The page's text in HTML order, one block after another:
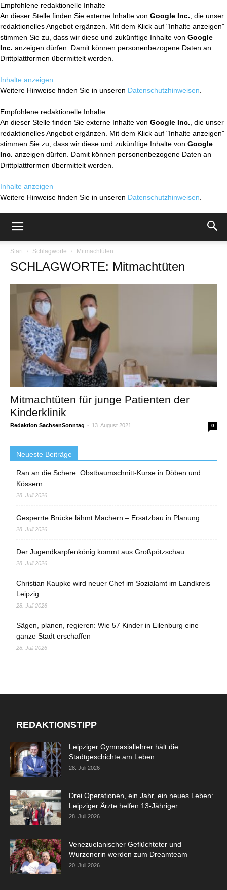
Empfohlene redaktionelle Inhalte
An dieser Stelle finden Sie externe Inhalte von Google Inc. , die unser
redaktionelles Angebot ergänzen. Mit dem Klick auf "Inhalte anzeigen"
stimmen Sie zu, dass wir diese und zukünftige Inhalte von Google
Inc. anzeigen dürfen. Damit können personenbezogene Daten an
Drittplattformen übermittelt werden.
Inhalte anzeigen
Weitere Hinweise finden Sie in unseren Datenschutzhinweisen
Empfohlene redaktionelle Inhalte
An dieser Stelle finden Sie externe Inhalte von Google Inc. , die unser
redaktionelles Angebot ergänzen. Mit dem Klick auf "Inhalte anzeigen"
stimmen Sie zu, dass wir diese und zukünftige Inhalte von Google
Inc. anzeigen dürfen. Damit können personenbezogene Daten an
Drittplattformen übermittelt werden.
Inhalte anzeigen
Weitere Hinweise finden Sie in unseren Datenschutzhinweisen
Start Schlagworte Mitmachtüten
SCHLAGWORTE: Mitmachtüten
Mitmachtüten für junge Patienten der
Kinderklinik
Redaktion SachsenSonntag - 13. August 2021 0
Neueste Beiträge
Ran an die Schere: Obstbaumschnitt-Kurse in Döben und
Kössern
28. Juli 2026
Gesperrte Brücke lähmt Machern – Ersatzbau in Planung
28. Juli 2026
Der Jugendkarpfenkönig kommt aus Großpötzschau
28. Juli 2026
Christian Kaupke wird neuer Chef im Sozialamt im Landkreis
Leipzig
28. Juli 2026
Sägen, planen, regieren: Wie 57 Kinder in Eilenburg eine
ganze Stadt erschaffen
28. Juli 2026
REDAKTIONSTIPP
Leipziger Gymnasiallehrer hält die
Stadtgeschichte am Leben
28. Juli 2026
Drei Operationen, ein Jahr, ein neues Leben:
Leipziger Ärzte helfen 13-Jähriger...
28. Juli 2026
Venezuelanischer Geflüchteter und
Wurzenerin werden zum Dreamteam
20. Juli 2026